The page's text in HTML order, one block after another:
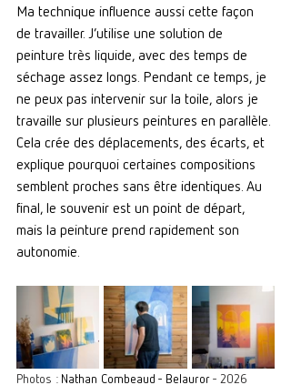
Ma technique influence aussi cette façon
de travailler. J’utilise une solution de
peinture très liquide, avec des temps de
séchage assez longs. Pendant ce temps, je
ne peux pas intervenir sur la toile, alors je
travaille sur plusieurs peintures en parallèle.
Cela crée des déplacements, des écarts, et
explique pourquoi certaines compositions
semblent proches sans être identiques. Au
final, le souvenir est un point de départ,
mais la peinture prend rapidement son
autonomie.
Photos : Nathan Combeaud - Belauror - 2026